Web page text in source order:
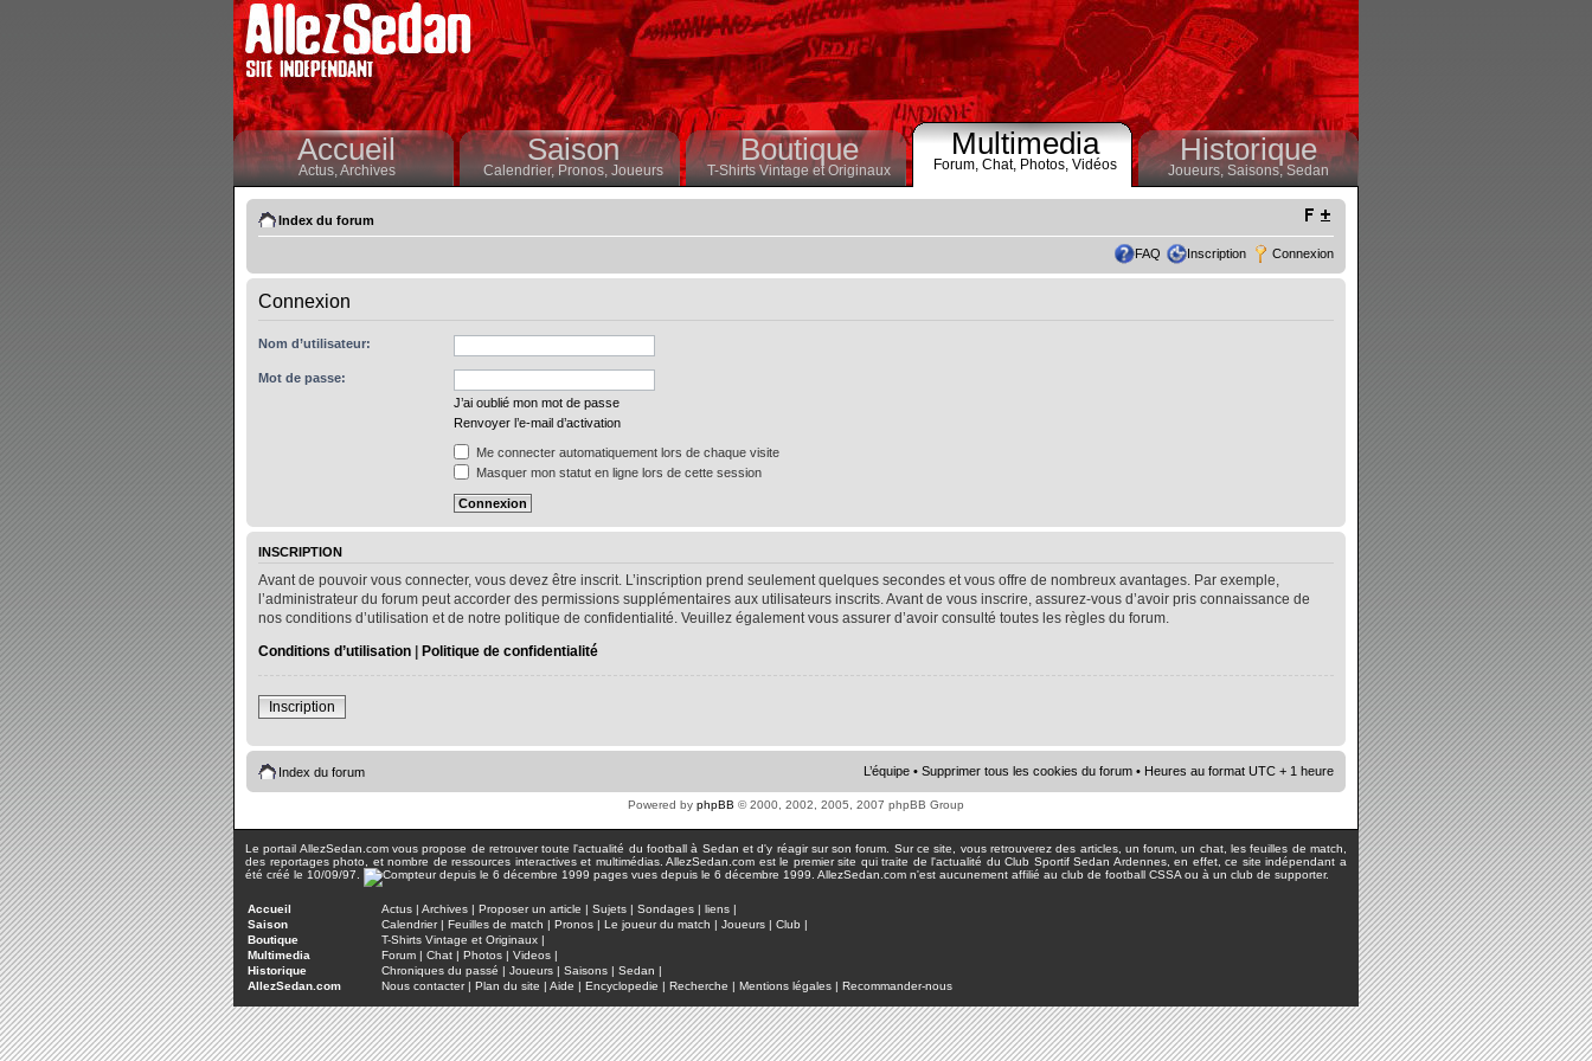
Accueil
Actus,Archives
Saison
Calendrier,Pronos, Joueurs
Boutique
T-Shirts Vintage et Originaux
Multimedia
Forum, Chat, Photos, Vidéos Historique
Joueurs, Saisons,Sedan
Index du forum
FAQ Inscription Connexion
Connexion
Nom d’utilisateur:
Mot de passe:
J’ai oublié mon mot de passe
Renvoyer l’e-mail d’activation
Me connecter automatiquement lors de chaque visite
Masquer mon statut en ligne lors de cette session
INSCRIPTION
Avant de pouvoir vous connecter, vous devez être inscrit. L’inscription prend seulement quelques secondes et vous offre de nombreux avantages. Par exemple,
l’administrateur du forum peut accorder des permissions supplémentaires aux utilisateurs inscrits. Avant de vous inscrire, assurez-vous d’avoir pris connaissance de
nos conditions d’utilisation et de notre politique de confidentialité. Veuillez également vous assurer d’avoir consulté toutes les règles du forum.
Conditions d’utilisation | Politique de confidentialité
Inscription
Index du forum L’équipe • Supprimer tous les cookies du forum • Heures au format UTC + 1 heure
Powered by phpBB © 2000, 2002, 2005, 2007 phpBB Group
Le portail AllezSedan.com vous propose de retrouver toute l'actualité du football à Sedan et d'y réagir sur son forum. Sur ce site, vous retrouverez des articles, un forum, un chat, les feuilles de match,
des reportages photo, et nombre de ressources interactives et multimédias. AllezSedan.com est le premier site qui traite de l'actualité du Club Sportif Sedan Ardennes, en effet, ce site indépendant a
été créé le 10/09/97.
pages vues depuis le 6 décembre 1999. AllezSedan.com n'est aucunement affilié au club de football CSSA ou à un club de supporter.
Accueil Actus | Archives | Proposer un article | Sujets | Sondages | liens |
Saison
Calendrier| Feuilles de match | Pronos | Le joueur du match | Joueurs | Club |
Boutique
T-Shirts Vintage et Originaux |
Multimedia
Forum | Chat | Photos | Videos |
Historique
Chroniques du passé | Joueurs | Saisons | Sedan |
AllezSedan.com
Nous contacter| Plan du site | Aide | Encyclopedie | Recherche | Mentions légales | Recommander-nous